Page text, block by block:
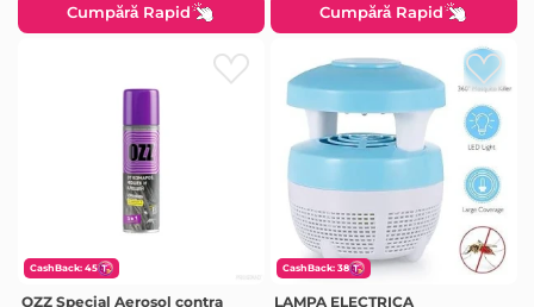
Cumpără Rapid Cumpără Rapid
CashBack: 45
OZZ Special Aerosol contra
CashBack: 38
LAMPA ELECTRICA